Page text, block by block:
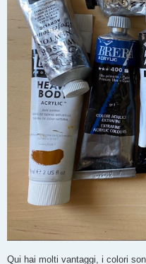
Qui hai molti vantaggi, i colori